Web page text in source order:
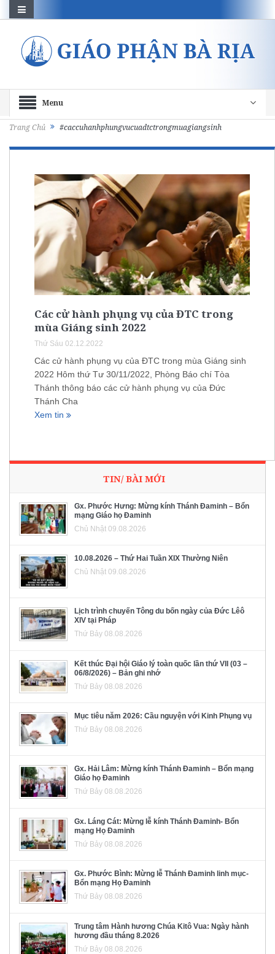
Menu
Trang Chủ #caccuhanhphungvucuadtctrongmuagiangsinh
Các cử hành phụng vụ của ĐTC trong
mùa Giáng sinh 2022
Thứ Sáu 02.12.2022
Các cử hành phụng vụ của ĐTC trong mùa Giáng sinh
2022 Hôm thứ Tư 30/11/2022, Phòng Báo chí Tòa
Thánh thông báo các cử hành phụng vụ của Đức
Thánh Cha
Xem tin
TIN/ BÀI MỚI
Gx. Phước Hưng: Mừng kính Thánh Đaminh – Bổn
mạng Giáo họ Đaminh
Chủ Nhật 09.08.2026
10.08.2026 – Thứ Hai Tuần XIX Thường Niên
Chủ Nhật 09.08.2026
Lịch trình chuyến Tông du bốn ngày của Đức Lêô
XIV tại Pháp
Thứ Bảy 08.08.2026
Kết thúc Đại hội Giáo lý toàn quốc lần thứ VII (03 –
06/8/2026) – Bản ghi nhớ
Thứ Bảy 08.08.2026
Mục tiêu năm 2026: Cầu nguyện với Kinh Phụng vụ
Thứ Bảy 08.08.2026
Gx. Hải Lâm: Mừng kính Thánh Đaminh – Bổn mạng
Giáo họ Đaminh
Thứ Bảy 08.08.2026
Gx. Láng Cát: Mừng lễ kính Thánh Đaminh- Bổn
mạng Họ Đaminh
Thứ Bảy 08.08.2026
Gx. Phước Bình: Mừng lễ Thánh Đaminh linh mục-
Bổn mạng Họ Đaminh
Thứ Bảy 08.08.2026
Trung tâm Hành hương Chúa Kitô Vua: Ngày hành
hương đầu tháng 8.2026
Thứ Bảy 08.08.2026